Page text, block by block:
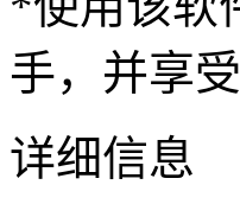
手，并享
详细信息